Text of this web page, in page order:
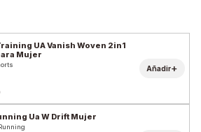
UA Vanish Woven 2in1
Mujer
Añadir+
Ua W Drift Mujer